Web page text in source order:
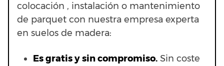
colocación , instalación o mantenimiento
de parquet con nuestra empresa experta
en suelos de madera:
Es gratis y sin compromiso. Sin coste